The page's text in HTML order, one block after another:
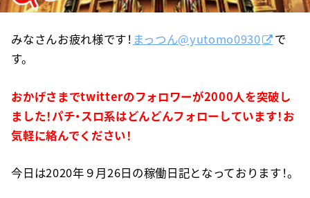
みなさんお疲れ様です！ まっつん@yutomo0930
で
す。
おかげさまでtwitterのフォロワーが2000人を突破し
ました！パチ・スロ系はどんどんフォローしています！お
気軽に絡んでください！
今日は2020年９月26日の稼働日記となっております！。